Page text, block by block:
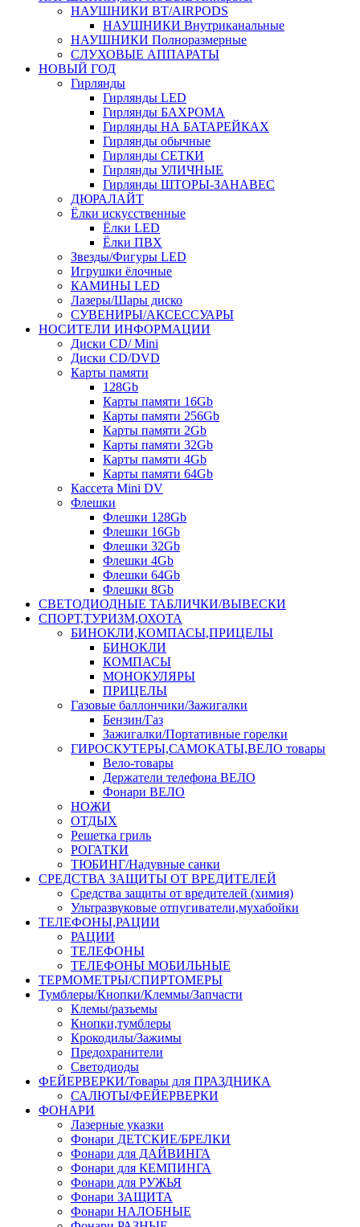
НАУШНИКИ BT/AIRPODS
НАУШНИКИ Внутриканальные
НАУШНИКИ Полноразмерные
СЛУХОВЫЕ АППАРАТЫ
НОВЫЙ ГОД
Гирлянды
Гирлянды LED
Гирлянды БАХРОМА
Гирлянды НА БАТАРЕЙКАХ
Гирлянды обычные
Гирлянды СЕТКИ
Гирлянды УЛИЧНЫЕ
Гирлянды ШТОРЫ-ЗАНАВЕС
ДЮРАЛАЙТ
Ёлки искусственные
Ёлки LED
Ёлки ПВХ
Звезды/Фигуры LED
Игрушки ёлочные
КАМИНЫ LED
Лазеры/Шары диско
СУВЕНИРЫ/АКСЕССУАРЫ
НОСИТЕЛИ ИНФОРМАЦИИ
Диски CD/ Mini
Диски CD/DVD
Карты памяти
128Gb
Карты памяти 16Gb
Карты памяти 256Gb
Карты памяти 2Gb
Карты памяти 32Gb
Карты памяти 4Gb
Карты памяти 64Gb
Кассета Mini DV
Флешки
Флешки 128Gb
Флешки 16Gb
Флешки 32Gb
Флешки 4Gb
Флешки 64Gb
Флешки 8Gb
СВЕТОДИОДНЫЕ ТАБЛИЧКИ/ВЫВЕСКИ
СПОРТ,ТУРИЗМ,ОХОТА
БИНОКЛИ,КОМПАСЫ,ПРИЦЕЛЫ
БИНОКЛИ
КОМПАСЫ
МОНОКУЛЯРЫ
ПРИЦЕЛЫ
Газовые баллончики/Зажигалки
Бензин/Газ
Зажигалки/Портативные горелки
ГИРОСКУТЕРЫ,САМОКАТЫ,ВЕЛО товары
Вело-товары
Держатели телефона ВЕЛО
Фонари ВЕЛО
НОЖИ
ОТДЫХ
Решетка гриль
РОГАТКИ
ТЮБИНГ/Надувные санки
СРЕДСТВА ЗАЩИТЫ ОТ ВРЕДИТЕЛЕЙ
Средства защиты от вредителей (химия)
Ультразвуковые отпугиватели,мухабойки
ТЕЛЕФОНЫ,РАЦИИ
РАЦИИ
ТЕЛЕФОНЫ
ТЕЛЕФОНЫ МОБИЛЬНЫЕ
ТЕРМОМЕТРЫ/СПИРТОМЕРЫ
Тумблеры/Кнопки/Клеммы/Запчасти
Клемы/разъемы
Кнопки,тумблеры
Крокодилы/Зажимы
Предохранители
Светодиоды
ФЕЙЕРВЕРКИ/Товары для ПРАЗДНИКА
САЛЮТЫ/ФЕЙЕРВЕРКИ
ФОНАРИ
Лазерные указки
Фонари ДЕТСКИЕ/БРЕЛКИ
Фонари для ДАЙВИНГА
Фонари для КЕМПИНГА
Фонари для РУЖЬЯ
Фонари ЗАЩИТА
Фонари НАЛОБНЫЕ